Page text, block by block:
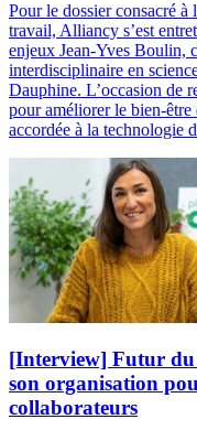
Pour le dossier consacré à
travail, Alliancy s’est
enjeux Jean-Yves Boulin,
interdisciplinaire en
Dauphine. L’occasion de
pour améliorer le bien-être
accordée à la technologie
[Interview] Futur du
son organisation
collaborateurs